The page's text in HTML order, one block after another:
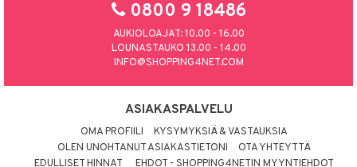
0800 9 18486
AUKIOLOAJAT: 10.00 - 16.00
LOUNASTAUKO 13.00 - 14.00
INFO@SHOPPING4NET.COM
ASIAKASPALVELU
OMA PROFIILI
KYSYMYKSIÄ & VASTAUKSIA
OLEN UNOHTANUT ASIAKASTIETONI
OTA YHTEYTTÄ
EDULLISET HINNAT
EHDOT - SHOPPING4NETIN MYYNTIEHDOT